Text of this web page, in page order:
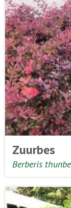
Zuurbes
Berberis